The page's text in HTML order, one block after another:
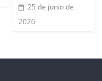
25 de junio de
2026